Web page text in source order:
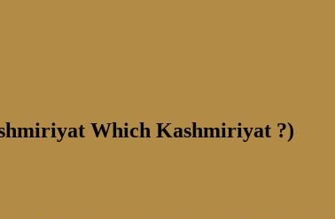
Which Kashmiriyat ?)